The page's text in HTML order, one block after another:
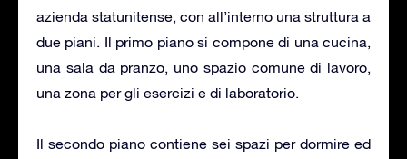
azienda statunitense, con all’interno una struttura a
due piani. Il primo piano si compone di una cucina,
una sala da pranzo, uno spazio comune di lavoro,
una zona per gli esercizi e di laboratorio.
Il secondo piano contiene sei spazi per dormire ed